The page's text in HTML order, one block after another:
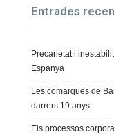
Entrades
Precarietat i
Espanya
Les comarques de
darrers 19 anys
Els processos